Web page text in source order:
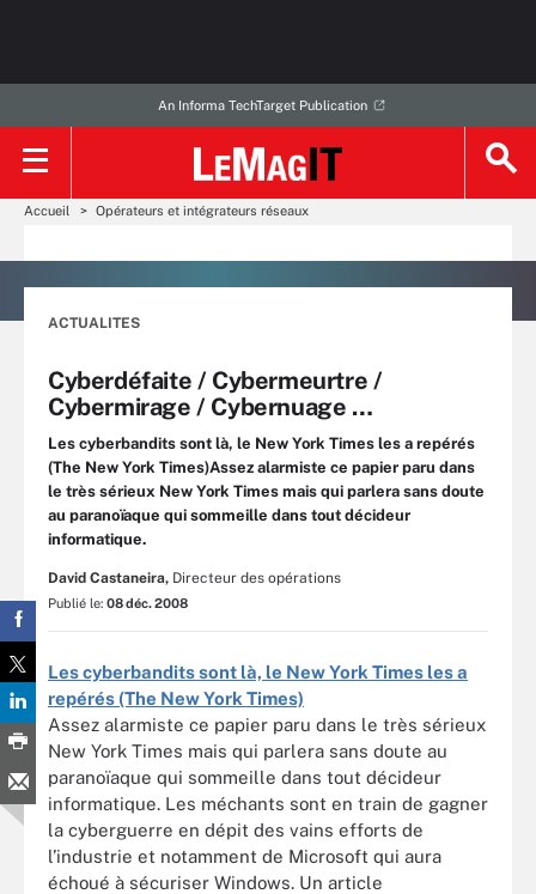
An Informa TechTarget Publication
Accueil Opérateurs et intégrateurs réseaux
ACTUALITES
Cyberdéfaite / Cybermeurtre /
Cybermirage / Cybernuage …
Les cyberbandits sont là, le New York Times les a repérés
(The New York Times)Assez alarmiste ce papier paru dans
le très sérieux New York Times mais qui parlera sans doute
au paranoïaque qui sommeille dans tout décideur
informatique.
David Castaneira, Directeur des opérations
Publié le: 08 déc. 2008
Les cyberbandits sont là, le New York Times les a
repérés (The New York Times)
Assez alarmiste ce papier paru dans le très sérieux
New York Times mais qui parlera sans doute au
paranoïaque qui sommeille dans tout décideur
informatique. Les méchants sont en train de gagner
la cyberguerre en dépit des vains efforts de
l’industrie et notamment de Microsoft qui aura
échoué à sécuriser Windows. Un article